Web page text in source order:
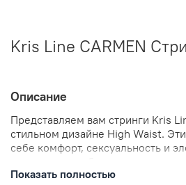
Kris Line CARMEN
Описание
Представляем вам стринги Kris
стильном дизайне High Waist.
себе комфорт, сексуальность и
Показать полностью